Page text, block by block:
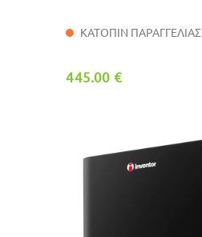
ΚΑΤΟΠΙΝ ΠΑΡΑΓΓΕΛΙΑΣ
445.00 €